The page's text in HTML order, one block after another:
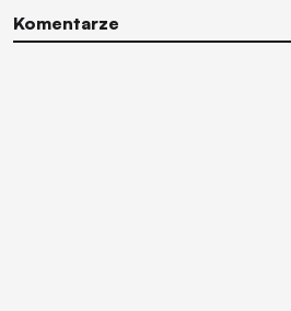
Komentarze